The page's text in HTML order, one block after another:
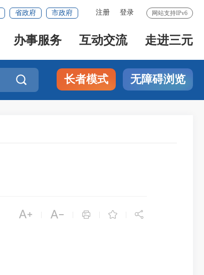
网站支持IPv6
注册 登录
省政府 市政府
办事服务 互动交流 走进三元
 长者模式 无障碍浏览
    